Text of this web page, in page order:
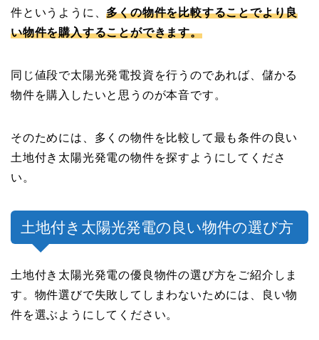
件というように、多くの物件を比較することでより良
い物件を購入することができます。
同じ値段で太陽光発電投資を行うのであれば、儲かる
物件を購入したいと思うのが本音です。
そのためには、多くの物件を比較して最も条件の良い
土地付き太陽光発電の物件を探すようにしてくださ
い。
土地付き太陽光発電の良い物件の選び方
土地付き太陽光発電の優良物件の選び方をご紹介しま
す。物件選びで失敗してしまわないためには、良い物
件を選ぶようにしてください。